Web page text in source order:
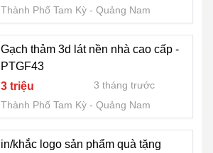
Thành Phố Tam Kỳ
Quảng Nam
Gạch thảm 3d lát nền nhà cao cấp -
PTGF43
3 triệu
3 tháng trước
Thành Phố Tam Kỳ
Quảng Nam
in/khắc logo sản phẩm quà tặng